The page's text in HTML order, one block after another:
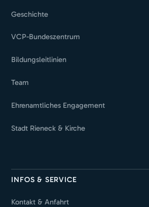
Geschichte
VCP-Bundeszentrum
Bildungsleitlinien
Team
Ehrenamtliches Engagement
Stadt Rieneck & Kirche
INFOS & SERVICE
Kontakt & Anfahrt